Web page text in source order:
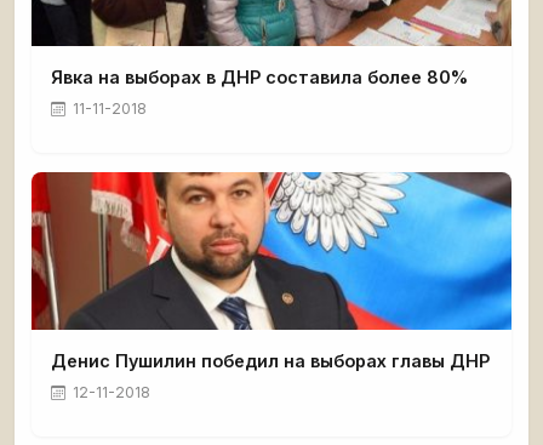
Явка на выборах в ДНР составила более 80%
11-11-2018
Денис Пушилин победил на выборах главы ДНР
12-11-2018